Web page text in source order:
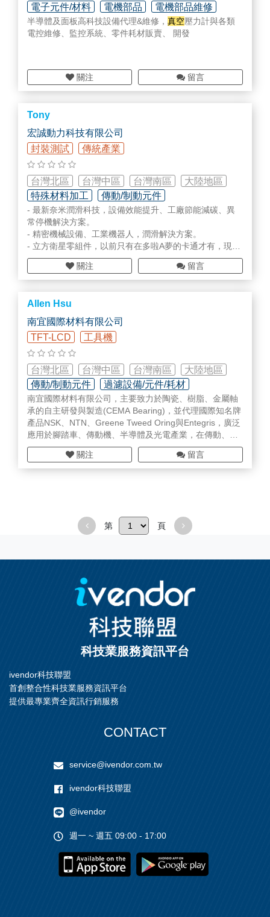
電子元件/材料
電機部品 電機部品維修
半導體及面板高科技設備代理&維修， 真空壓力計與各類
電控維修、監控系統、零件耗材販賣、 開發
關注 留言
Tony
宏誠動力科技有限公司
封裝測試
傳統產業
台灣北區 台灣中區 台灣南區
大陸地區
特殊材料加工
傳動/制動元件
潤滑/接著/清洗液體/膠類
- 最新奈米潤滑科技，設備效能提升、工廠節能減碳、異
常停機解決方案。
- 精密機械設備、工業機器人，潤滑解決方案。
- 立方衛星零組件，以前只有在多啦A夢的卡通才有，現在
您自己也可以擁有。
關注
留言
Allen Hsu
南宜國際材料有限公司
TFT-LCD
工具機
台灣北區 台灣中區 台灣南區
大陸地區
傳動/制動元件
過濾設備/元件/耗材
密封元件
南宜國際材料有限公司，主要致力於陶瓷、樹脂、金屬軸
承的自主研發與製造(CEMA Bearing)，並代理國際知名牌
產品NSK、NTN、Greene Tweed Oring與Entegris，廣泛
應用於腳踏車、傳動機、半導體及光電產業，在傳動、過
濾、真空、密封......等均有實績，歡迎來信洽詢。
http://www.sinmat.com.tw/index.php
關注 留言
第 頁
科技業服務資訊平台
ivendor科技聯盟
首創整合性科技業服務資訊平台
提供最專業齊全資訊行銷服務
CONTACT
service@ivendor.com.tw
ivendor科技聯盟
@ivendor
週一 ~ 週五 09:00 - 17:00